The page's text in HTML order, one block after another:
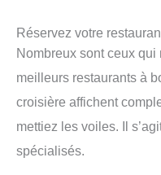
Réservez votre
Nombreux sont ceux
meilleurs restaurants à
croisière affichent
mettiez les voiles. Il
spécialisés.